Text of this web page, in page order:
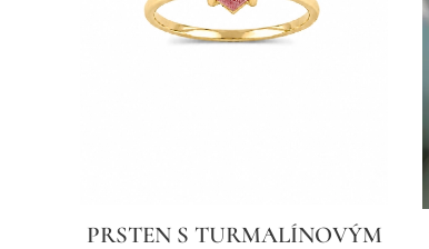
PRSTEN S TURMALÍNOVÝM